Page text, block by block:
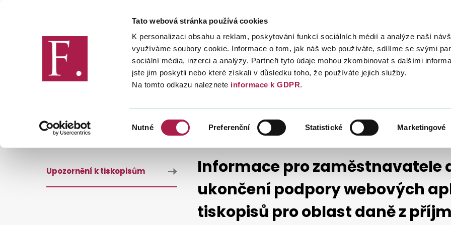
Tato webová stránka používá cookies
K personalizaci obsahu a reklam, poskytování funkcí sociálních médií a analýze naší
využíváme soubory cookie. Informace o tom, jak náš web používáte, sdílíme se svými
sociální média, inzerci a analýzy. Partneři tyto údaje mohou zkombinovat s dalšími
jste jim poskytli nebo které získali v důsledku toho, že používáte jejich služby.
Na tomto odkazu naleznete informace k GDPR.
Nutné Preferenční Statistické Marketingové
Finanční správa Daně Mezinárodní spolupráce
Informace pro zaměstnavatele
ukončení podpory webových
tiskopisů pro oblast daně z
Upozornění k tiskopisům